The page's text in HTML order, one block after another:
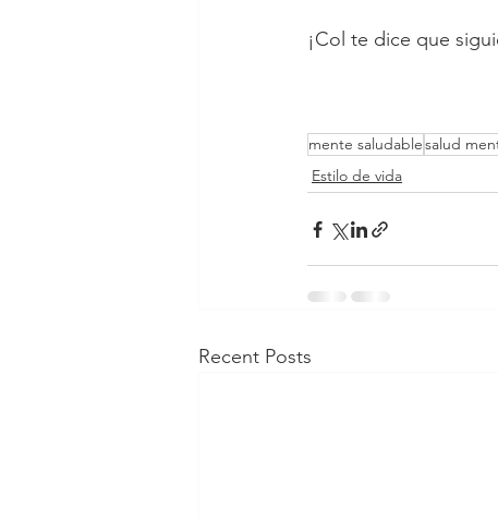
¡Col te dice que
mente saludablesalud
Estilo de vida
Recent Posts